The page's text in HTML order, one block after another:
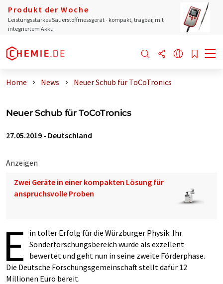
Produkt der Woche
Leistungsstarkes Sauerstoffmessgerät - kompakt, tragbar, mit
integriertem Akku
Home News Neuer Schub für ToCoTronics
Neuer Schub für ToCoTronics
27.05.2019 - Deutschland
Anzeigen
Zwei Geräte in einer kompakten Lösung für
anspruchsvolle Proben
E
in toller Erfolg für die Würzburger Physik: Ihr
Sonderforschungsbereich wurde als exzellent
bewertet und geht nun in seine zweite Förderphase.
Die Deutsche Forschungsgemeinschaft stellt dafür 12
Millionen Euro bereit.